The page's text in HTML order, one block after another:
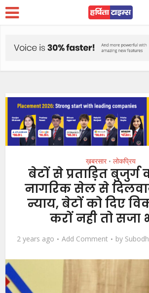
ख़बरसार • लोकप्रिय
बेटों से प्रताड़ित बुजुर्ग
नागरिक सेल से
न्याय, बेटों को दिए
करों नही तो सजा
2 years ago Add Comment by